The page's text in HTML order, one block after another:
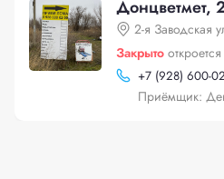
Донцветмет,
2-я Заводская
Закрыто
+7 (928) 600-
Приёмщик: